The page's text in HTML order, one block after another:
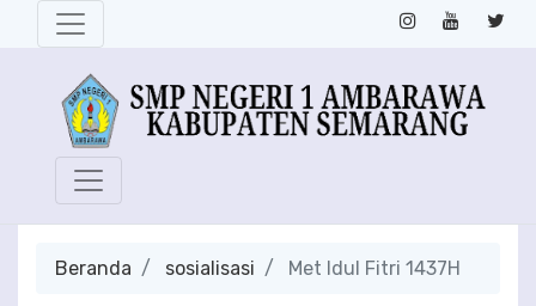
Beranda sosialisasi Met Idul Fitri 1437H